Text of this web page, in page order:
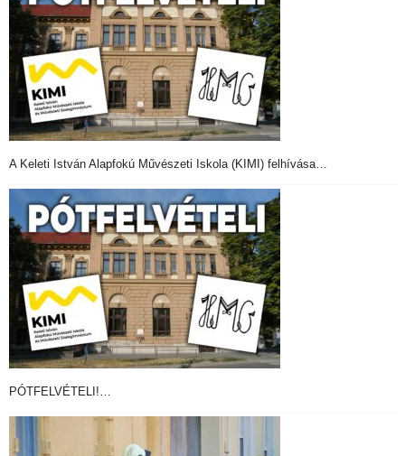
A Keleti István Alapfokú Művészeti Iskola (KIMI) felhívása…
PÓTFELVÉTELI!…